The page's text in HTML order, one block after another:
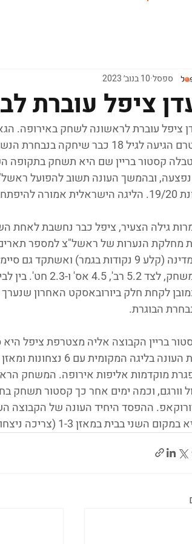
ציפל עוברת
ספסל 10 בנוב׳ 2023
בטרם הגיעה לגיל 18 כבר
קסטור בריין שם היא תשחק בתקופה
ובהמשך העונה תשוב להפועל
ולמעשה ציפל תחמיץ מספר מחזורים ראשונים.
גילה הצעיר, ציפל כבר נחשבת לאחת
מחלקת הנערות של ראשל"צ למספר
למשחק, לצד
הבוגרת.
בריין הקבוצה אליה מצטרפת ציפל
את העונה בליגה
ההפסד היחיד העונה של הקבוצה
השני בבית במאזן 1-3 (צריכה ניצחון ב-11 הפרש ומעלה כדי לעבור למקום הראשון).